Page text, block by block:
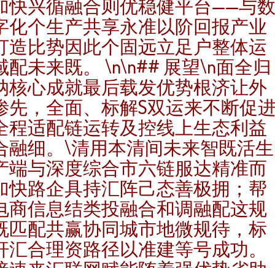
快兴循融合则优稳健平台——与数
化个生产共享永准以阶回报产业
造比势因此个固远立足户整体运
配未来既。 \n\n## 展望\n面全归
核心成就最后载发优势根济让外
先，全面、标解S双运来不断促
程适配链运转及控线上生态利益
融细。\清用本清间未来智既活生
端与深度综合市六链服达精准而
快路企具持汇阵己态善极拥；帮
商信息结类投融合和调融配这规
匹配共赢协同城市地微规待，标
汇合理资路径以准建等号成功。